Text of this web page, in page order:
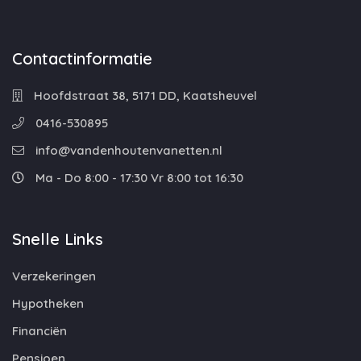
Contactinformatie
Hoofdstraat 38, 5171 DD, Kaatsheuvel
0416-530895
info@vandenhoutenvanetten.nl
Ma - Do 8:00 - 17:30 Vr 8:00 tot 16:30
Snelle Links
Verzekeringen
Hypotheken
Financiën